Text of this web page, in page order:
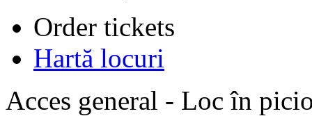
Order tickets
Hartă locuri
Acces general - Loc în